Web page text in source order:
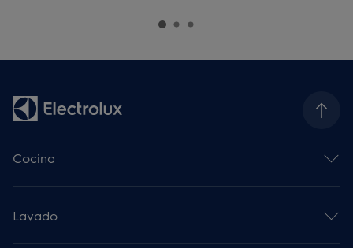
Cocina
Placa de inducción
Campana decorativa
Microondas
Lavado